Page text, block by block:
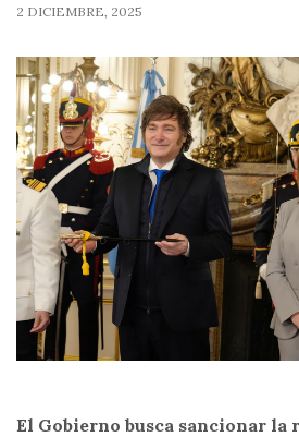
2 DICIEMBRE, 2025
El Gobierno busca sancionar la